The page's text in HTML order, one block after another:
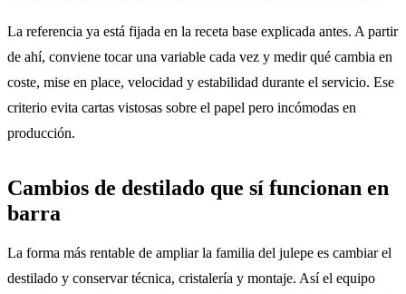
La referencia ya está fijada en la receta base explicada antes. A partir
de ahí, conviene tocar una variable cada vez y medir qué cambia en
coste, mise en place, velocidad y estabilidad durante el servicio. Ese
criterio evita cartas vistosas sobre el papel pero incómodas en
producción.
Cambios de destilado que sí funcionan en
barra
La forma más rentable de ampliar la familia del julepe es cambiar el
destilado y conservar técnica, cristalería y montaje. Así el equipo